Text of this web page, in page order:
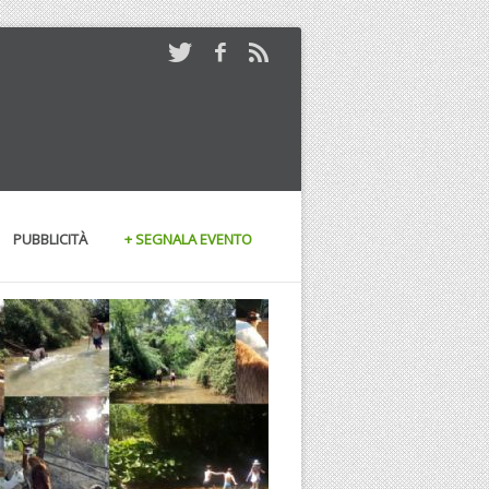
PUBBLICITÀ + SEGNALA EVENTO